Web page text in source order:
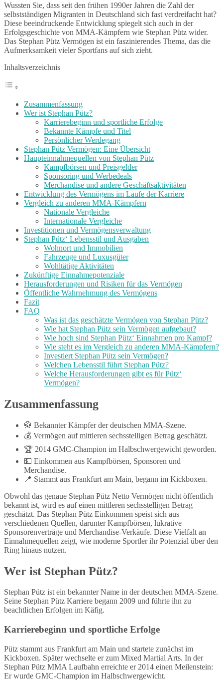
Wussten Sie, dass seit den frühen 1990er Jahren die Zahl der
selbstständigen Migranten in Deutschland sich fast verdreifacht hat?
Diese beeindruckende Entwicklung spiegelt sich auch in der
Erfolgsgeschichte von MMA-Kämpfern wie Stephan Pütz wider.
Das Stephan Pütz Vermögen ist ein faszinierendes Thema, das die
Aufmerksamkeit vieler Sportfans auf sich zieht.
Inhaltsverzeichnis
Zusammenfassung
Wer ist Stephan Pütz?
Karrierebeginn und sportliche Erfolge
Bekannte Kämpfe und Titel
Persönlicher Werdegang
Stephan Pütz Vermögen: Eine Übersicht
Haupteinnahmequellen von Stephan Pütz
Kampfbörsen und Preisgelder
Sponsoring und Werbedeals
Merchandise und andere Geschäftsaktivitäten
Entwicklung des Vermögens im Laufe der Karriere
Vergleich zu anderen MMA-Kämpfern
Nationale Vergleiche
Internationale Vergleiche
Investitionen und Vermögensverwaltung
Stephan Pütz‘ Lebensstil und Ausgaben
Wohnort und Immobilien
Fahrzeuge und Luxusgüter
Wohltätige Aktivitäten
Zukünftige Einnahmepotenziale
Herausforderungen und Risiken für das Vermögen
Öffentliche Wahrnehmung des Vermögens
Fazit
FAQ
Was ist das geschätzte Vermögen von Stephan Pütz?
Wie hat Stephan Pütz sein Vermögen aufgebaut?
Wie hoch sind Stephan Pütz‘ Einnahmen pro Kampf?
Wie steht es im Vergleich zu anderen MMA-Kämpfern?
Investiert Stephan Pütz sein Vermögen?
Welchen Lebensstil führt Stephan Pütz?
Welche Herausforderungen gibt es für Pütz‘
Vermögen?
Zusammenfassung
🥋 Bekannter Kämpfer der deutschen MMA-Szene.
💰 Vermögen auf mittleren sechsstelligen Betrag geschätzt.
🏆 2014 GMC-Champion im Halbschwergewicht geworden.
💵 Einkommen aus Kampfbörsen, Sponsoren und
Merchandise.
📍 Stammt aus Frankfurt am Main, begann im Kickboxen.
Obwohl das genaue Stephan Pütz Netto Vermögen nicht öffentlich
bekannt ist, wird es auf einen mittleren sechsstelligen Betrag
geschätzt. Das Stephan Pütz Einkommen speist sich aus
verschiedenen Quellen, darunter Kampfbörsen, lukrative
Sponsorenverträge und Merchandise-Verkäufe. Diese Vielfalt an
Einnahmequellen zeigt, wie moderne Sportler ihr Potenzial über den
Ring hinaus nutzen.
Wer ist Stephan Pütz?
Stephan Pütz ist ein bekannter Name in der deutschen MMA-Szene.
Seine Stephan Pütz Karriere begann 2009 und führte ihn zu
beachtlichen Erfolgen im Käfig.
Karrierebeginn und sportliche Erfolge
Pütz stammt aus Frankfurt am Main und startete zunächst im
Kickboxen. Später wechselte er zum Mixed Martial Arts. In der
Stephan Pütz MMA Laufbahn erreichte er 2014 einen Meilenstein:
Er wurde GMC-Champion im Halbschwergewicht.